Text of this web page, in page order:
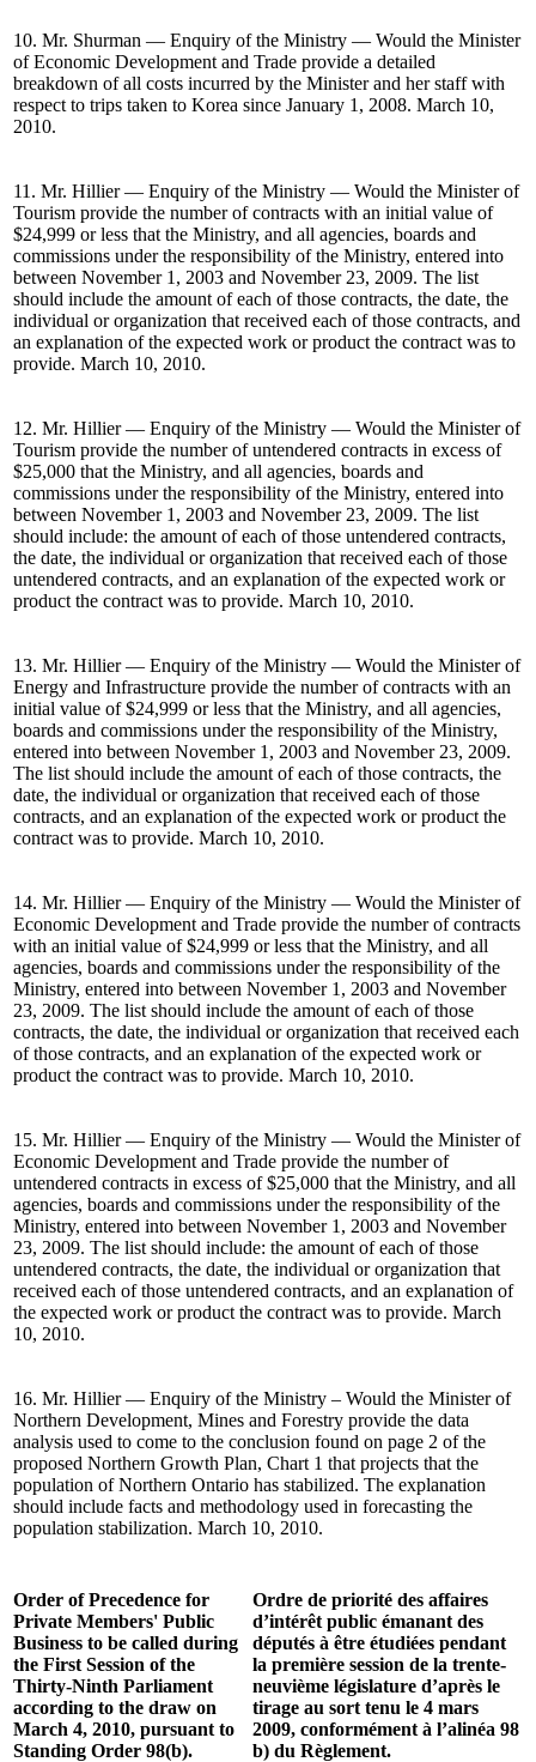
10. Mr. Shurman — Enquiry of the Ministry — Would the Minister
of Economic Development and Trade provide a detailed
breakdown of all costs incurred by the Minister and her staff with
respect to trips taken to Korea since January 1, 2008. March 10,
2010.
11. Mr. Hillier — Enquiry of the Ministry — Would the Minister of
Tourism provide the number of contracts with an initial value of
$24,999 or less that the Ministry, and all agencies, boards and
commissions under the responsibility of the Ministry, entered into
between November 1, 2003 and November 23, 2009. The list
should include the amount of each of those contracts, the date, the
individual or organization that received each of those contracts, and
an explanation of the expected work or product the contract was to
provide. March 10, 2010.
12. Mr. Hillier — Enquiry of the Ministry — Would the Minister of
Tourism provide the number of untendered contracts in excess of
$25,000 that the Ministry, and all agencies, boards and
commissions under the responsibility of the Ministry, entered into
between November 1, 2003 and November 23, 2009. The list
should include: the amount of each of those untendered contracts,
the date, the individual or organization that received each of those
untendered contracts, and an explanation of the expected work or
product the contract was to provide. March 10, 2010.
13. Mr. Hillier — Enquiry of the Ministry — Would the Minister of
Energy and Infrastructure provide the number of contracts with an
initial value of $24,999 or less that the Ministry, and all agencies,
boards and commissions under the responsibility of the Ministry,
entered into between November 1, 2003 and November 23, 2009.
The list should include the amount of each of those contracts, the
date, the individual or organization that received each of those
contracts, and an explanation of the expected work or product the
contract was to provide. March 10, 2010.
14. Mr. Hillier — Enquiry of the Ministry — Would the Minister of
Economic Development and Trade provide the number of contracts
with an initial value of $24,999 or less that the Ministry, and all
agencies, boards and commissions under the responsibility of the
Ministry, entered into between November 1, 2003 and November
23, 2009. The list should include the amount of each of those
contracts, the date, the individual or organization that received each
of those contracts, and an explanation of the expected work or
product the contract was to provide. March 10, 2010.
15. Mr. Hillier — Enquiry of the Ministry — Would the Minister of
Economic Development and Trade provide the number of
untendered contracts in excess of $25,000 that the Ministry, and all
agencies, boards and commissions under the responsibility of the
Ministry, entered into between November 1, 2003 and November
23, 2009. The list should include: the amount of each of those
untendered contracts, the date, the individual or organization that
received each of those untendered contracts, and an explanation of
the expected work or product the contract was to provide. March
10, 2010.
16. Mr. Hillier — Enquiry of the Ministry – Would the Minister of
Northern Development, Mines and Forestry provide the data
analysis used to come to the conclusion found on page 2 of the
proposed Northern Growth Plan, Chart 1 that projects that the
population of Northern Ontario has stabilized. The explanation
should include facts and methodology used in forecasting the
population stabilization. March 10, 2010.
Order of Precedence for
Private Members' Public
Business to be called during
the First Session of the
Thirty-Ninth Parliament
according to the draw on
March 4, 2010, pursuant to
Standing Order 98(b).
Ordre de priorité des affaires
d’intérêt public émanant des
députés à être étudiées pendant
la première session de la trente-
neuvième législature d’après le
tirage au sort tenu le 4 mars
2009, conformément à l’alinéa 98
b) du Règlement.